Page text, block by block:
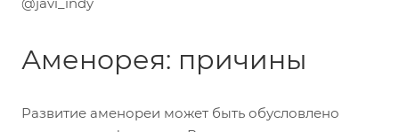
Аменорея: причины
Развитие аменореи может быть обусловлено